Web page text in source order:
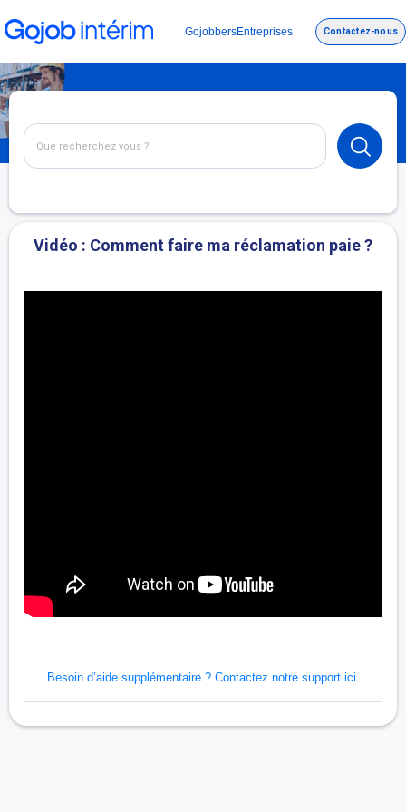
GojobbersEntreprises Contactez-nous
Vidéo : Comment faire ma réclamation paie ?
Besoin d’aide supplémentaire ? Contactez notre support ici.